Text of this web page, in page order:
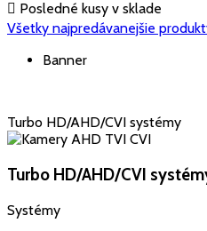
 Posledné kusy v sklade
Všetky najpredávanejšie
Banner
Turbo HD/AHD/CVI systémy
Turbo HD/AHD/CVI
Systémy